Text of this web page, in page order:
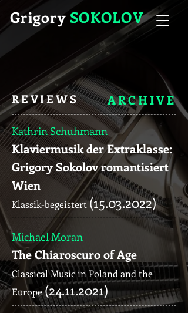
Grigory SOKOLOV
REVIEWS ARCHIVE
Kathrin Schuhmann
Klaviermusik der Extraklasse:
Grigory Sokolov romantisiert
Wien
Klassik-begeistert(15.03.2022)
Michael Moran
The Chiaroscuro of Age
Classical Music in Poland and the
Europe(24.11.2021)